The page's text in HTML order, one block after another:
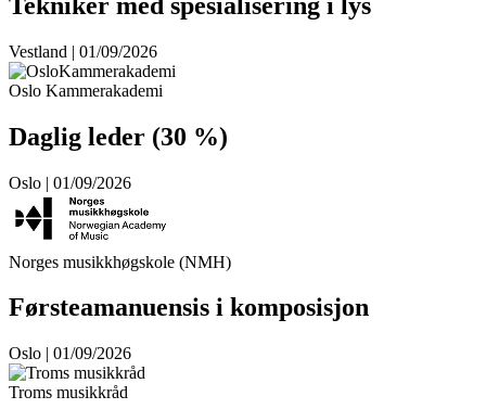
Vestland | 01/09/2026
Oslo Kammerakademi
Daglig leder (30 %)
Oslo | 01/09/2026
Norges musikkhøgskole (NMH)
Førsteamanuensis i komposisjon
Oslo | 01/09/2026
Troms musikkråd